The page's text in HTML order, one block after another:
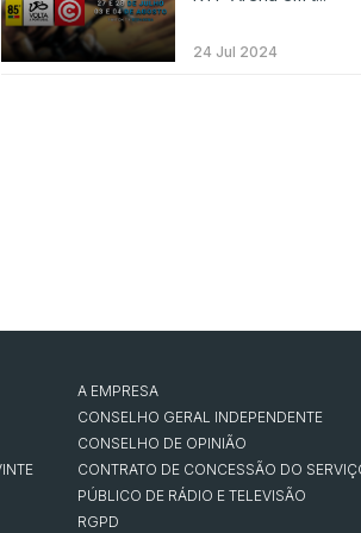
Betclic renova parceria com a RTP Arena
a época 2026/27
COUNTER-STRIKE 16 jul 2026
24 Jul 2024
A EMPRESA
CONSELHO GERAL INDEPENDENTE
CONSELHO DE OPINIÃO
CONTRATO DE CONCESSÃO DO
PÚBLICO DE RÁDIO E TELEVISÃO
RGPD